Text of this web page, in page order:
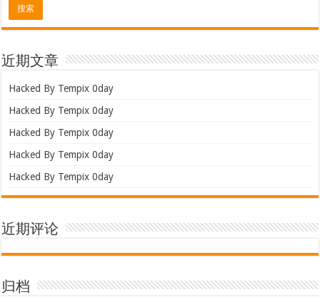
近期文章
Hacked By Tempix 0day
Hacked By Tempix 0day
Hacked By Tempix 0day
Hacked By Tempix 0day
Hacked By Tempix 0day
近期评论
归档